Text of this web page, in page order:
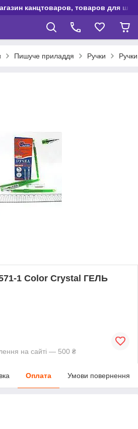
канцтоваров, товаров для
Пишуче приладдя Ручки
1 Color Crystal ГЕЛЬ
на сайті — 500 ₴
Оплата Умови повернення